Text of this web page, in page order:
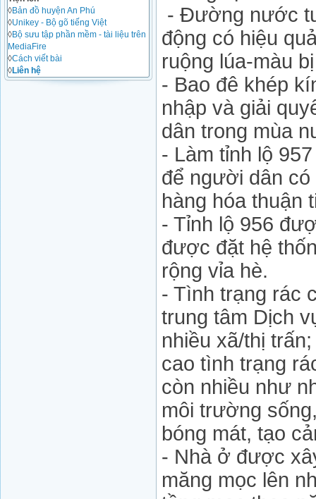
◊Bản đồ huyện An Phú
◊Unikey - Bộ gõ tiếng Việt
◊Bộ sưu tập phần mềm - tài liệu trên
MediaFire
◊Cách viết bài
◊Liên hệ
- Đường nước
động có hiệu
ruộng lúa-màu
- Bao đê khép
nhập và giải
dân trong mùa
- Làm tỉnh lộ
để người dân
hàng hóa thuận
- Tỉnh lộ 956
được đặt hệ
rộng vỉa hè.
- Tình trạng rác
trung tâm Dịch
nhiều xã/thị
cao tình trạng
còn nhiều như
môi trường
bóng mát, tạo
- Nhà ở được
măng mọc lên